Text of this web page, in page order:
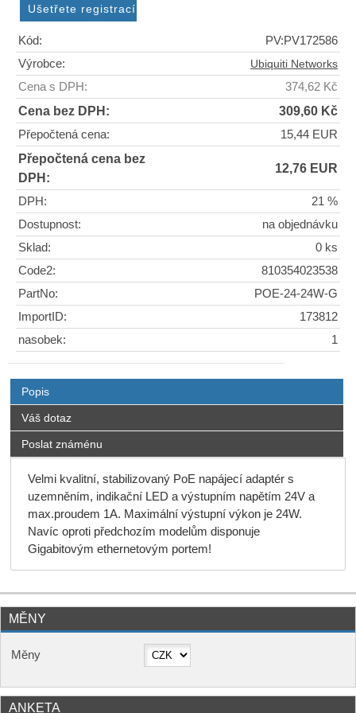
Kód:
PV:PV172586
Výrobce:
Ubiquiti Networks
Cena s DPH: 374,62 Kč
Cena bez DPH: 309,60 Kč
Přepočtená cena: 15,44 EUR
Přepočtená cena bez
DPH:
12,76 EUR
DPH:
21 %
Dostupnost:
na objednávku
Sklad:
0 ks
Code2:
810354023538
PartNo:
POE-24-24W-G
ImportID:
173812
nasobek:
1
Popis
Váš dotaz
Poslat známénu
Velmi kvalitní, stabilizovaný PoE napájecí adaptér s
uzemněním, indikační LED a výstupním napětím 24V a
max.proudem 1A. Maximální výstupní výkon je 24W.
Navíc oproti předchozím modelům disponuje
Gigabitovým ethernetovým portem!
MĚNY
Měny
ANKETA